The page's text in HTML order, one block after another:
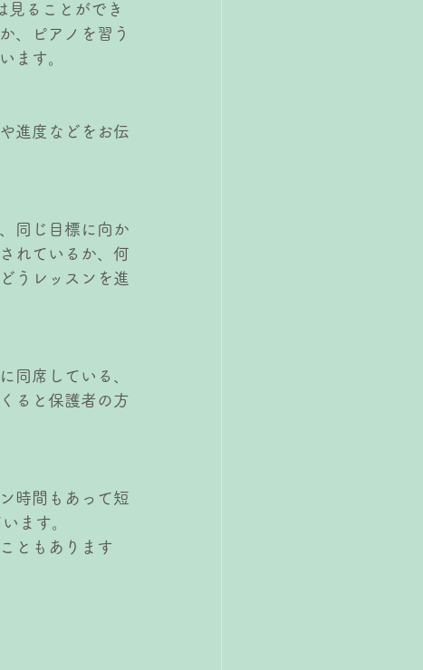
見ることができ
、ピアノを習う
ます。
進度などをお伝
同じ目標に向か
れているか、何
うレッスンを進
同席している、
ると保護者の方
時間もあって短
ます。
ともあります